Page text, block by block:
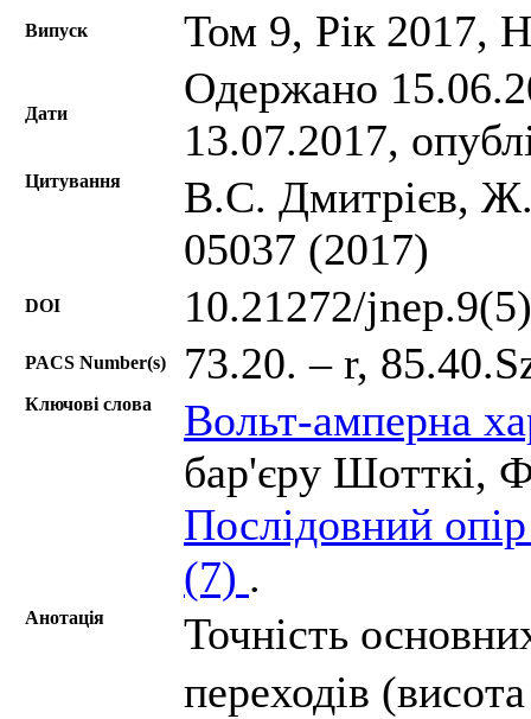
Випуск Том 9, Рік 2017,
Дати
Одержано
13.07.2017,
Цитування
В.С. Дмитрієв,
05037 (2017)
DOI 10.21272/
PACS Number(s) 73.20. – r,
Ключові слова
Вольт-амперна
бар'єру Шотткі,
Послідовний
(7) .
Анотація
Точність
переходів